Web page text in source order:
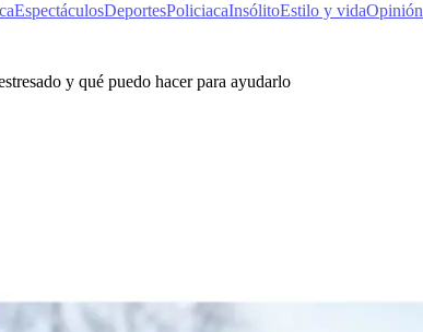
EspectáculosDeportesPoliciacaInsólitoEstilo y vidaOpinión
y qué puedo hacer para ayudarlo